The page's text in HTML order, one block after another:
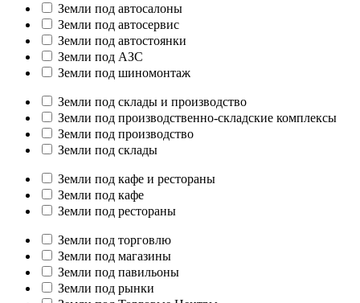
Земли под автосалоны
Земли под автосервис
Земли под автостоянки
Земли под АЗС
Земли под шиномонтаж
Земли под склады и производство
Земли под производственно-складские комплексы
Земли под производство
Земли под склады
Земли под кафе и рестораны
Земли под кафе
Земли под рестораны
Земли под торговлю
Земли под магазины
Земли под павильоны
Земли под рынки